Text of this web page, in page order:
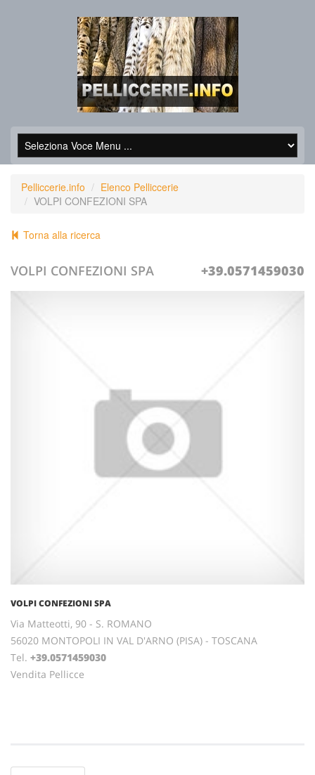
Pelliccerie.info
Elenco Pelliccerie
VOLPI CONFEZIONI SPA
Torna alla ricerca
VOLPI CONFEZIONI SPA +39.0571459030
VOLPI CONFEZIONI SPA
Via Matteotti, 90 - S. ROMANO
56020 MONTOPOLI IN VAL D'ARNO (PISA) - TOSCANA
Tel. +39.0571459030
Vendita Pellicce